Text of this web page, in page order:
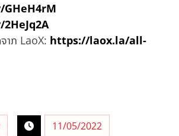
າກ LaoX: https://laox.la/all-
11/05/2022